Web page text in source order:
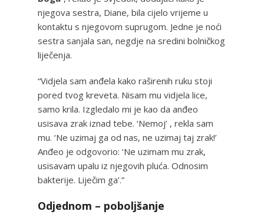
njegova sestra, Diane, bila cijelo vrijeme u
kontaktu s njegovom suprugom. Jedne je noći
sestra sanjala san, negdje na sredini bolničkog
liječenja.
“Vidjela sam anđela kako raširenih ruku stoji
pored tvog kreveta. Nisam mu vidjela lice,
samo krila. Izgledalo mi je kao da anđeo
usisava zrak iznad tebe. ‘Nemoj’ , rekla sam
mu. ‘Ne uzimaj ga od nas, ne uzimaj taj zrak!’
Anđeo je odgovorio: ‘Ne uzimam mu zrak,
usisavam upalu iz njegovih pluća. Odnosim
bakterije. Liječim ga’.”
Odjednom – poboljšanje